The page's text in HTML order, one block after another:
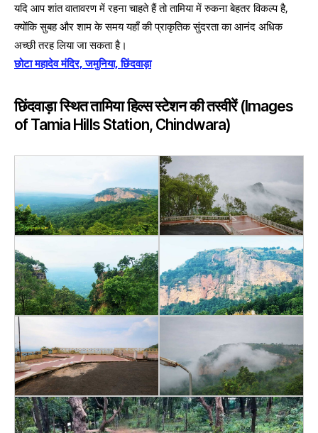
यदि आप शांत वातावरण में रहना चाहते हैं तो तामिया में रुकना बेहतर विकल्प है,
क्योंकि सुबह और शाम के समय यहाँ की प्राकृतिक सुंदरता का आनंद अधिक
अच्छी तरह लिया जा सकता है।
छोटा महादेव मंदिर, जमुनिया, छिंदवाड़ा
छिंदवाड़ा स्थित तामिया हिल्स स्टेशन की तस्वीरें (Images
of Tamia Hills Station, Chindwara)